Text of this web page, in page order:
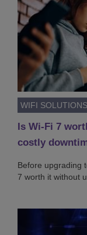
WIFI SOLUTIONS
Is Wi-Fi 7
costly
Before upgrading
7 worth it without